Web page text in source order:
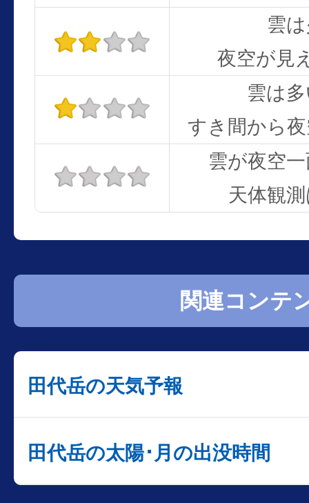
雲
夜空が見
雲は
すき間から
雲が夜空
天体観
関連コンテ
田代岳の天気予報
田代岳の太陽･月の出没時間